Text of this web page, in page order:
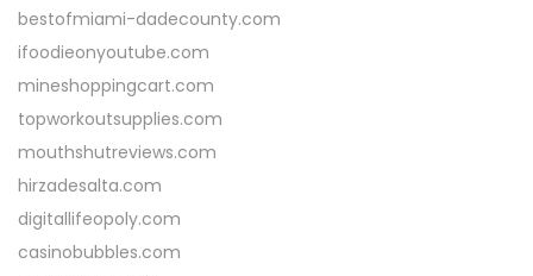
bestofmiami-dadecounty.com
ifoodieonyoutube.com
mineshoppingcart.com
topworkoutsupplies.com
mouthshutreviews.com
hirzadesalta.com
digitallifeopoly.com
casinobubbles.com